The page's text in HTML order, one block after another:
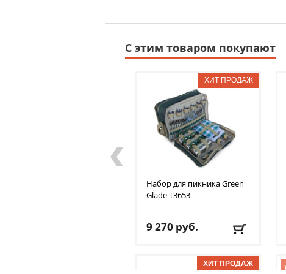
С этим товаром покупают
Набор для пикника Green
GladeT3653
9 270 руб.
395 руб., 2-3
дня
‹